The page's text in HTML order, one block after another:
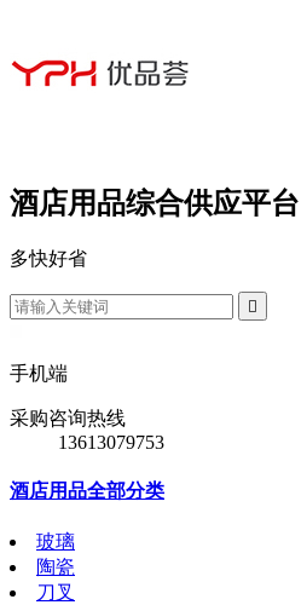
酒店用品综合供应平台
多快好省

手机端
采购咨询热线
13613079753
酒店用品全部分类
玻璃
陶瓷
刀叉